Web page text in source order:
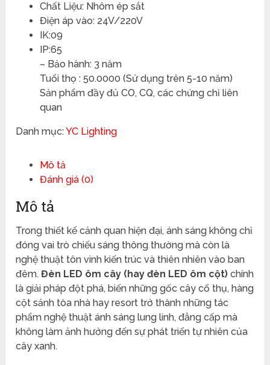
Chất Liệu: Nhôm ép sắt
Điện áp vào: 24V/220V
IK:09
IP:65
– Bảo hành: 3 năm
Tuổi thọ : 50.0000 (Sử dụng trên 5-10 năm)
Sản phẩm đầy đủ CO, CQ, các chứng chỉ liên
quan
Danh mục:YC Lighting
Mô tả
Đánh giá (0)
Mô tả
Trong thiết kế cảnh quan hiện đại, ánh sáng không chỉ
đóng vai trò chiếu sáng thông thường mà còn là
nghệ thuật tôn vinh kiến trúc và thiên nhiên vào ban
đêm.Đèn LED ôm cây (hay đèn LED ôm cột) chính
là giải pháp đột phá, biến những gốc cây cổ thụ, hàng
cột sảnh tòa nhà hay resort trở thành những tác
phẩm nghệ thuật ánh sáng lung linh, đẳng cấp mà
không làm ảnh hưởng đến sự phát triển tự nhiên của
cây xanh.